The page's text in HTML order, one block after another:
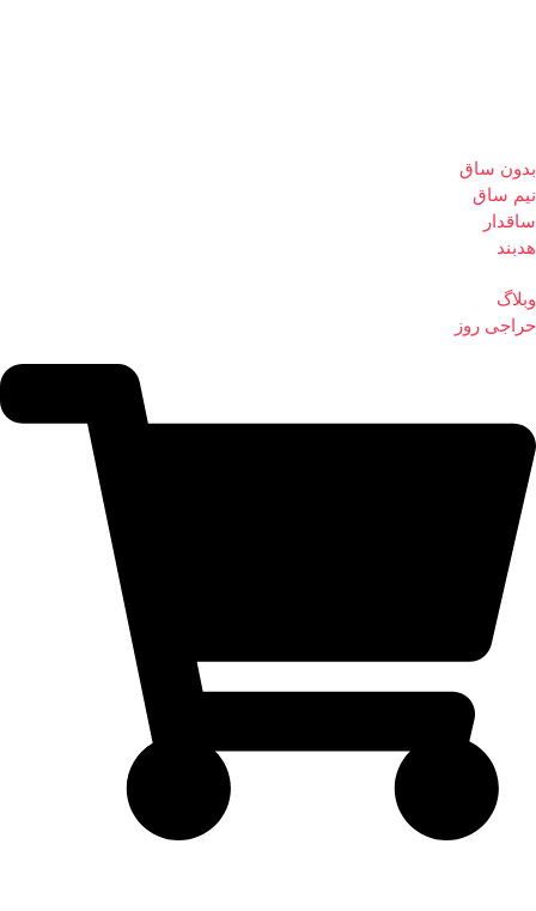
بدون ساق
نیم ساق
ساقدار
هدبند
وبلاگ
حراجی روز